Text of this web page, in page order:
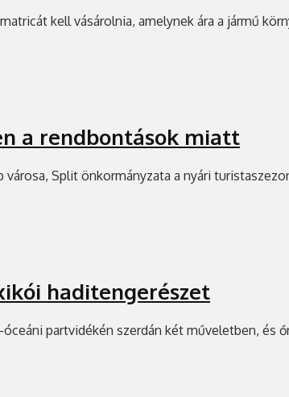
kell vásárolnia, amelynek ára a jármű
a rendbontások miatt
Split önkormányzata a nyári
haditengerészet
partvidékén szerdán két műveletben, és